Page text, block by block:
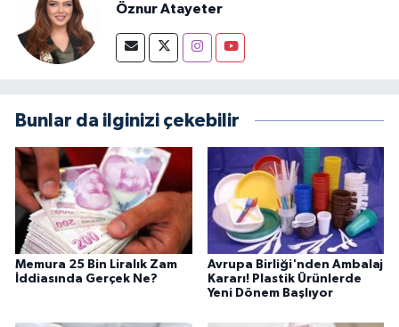
Öznur Atayeter
Bunlar da ilginizi çekebilir
Memura 25 Bin Liralık Zam
İddiasında Gerçek Ne?
Avrupa Birliği'nden Ambalaj
Kararı! Plastik Ürünlerde
Yeni Dönem Başlıyor